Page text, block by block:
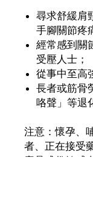
尋求舒緩肩
手腳關節疼
經常感到關
受壓人士；
從事中至高
長者或筋骨
咯聲」等退
注意：懷孕、
者、正在接受
產品成份敏感